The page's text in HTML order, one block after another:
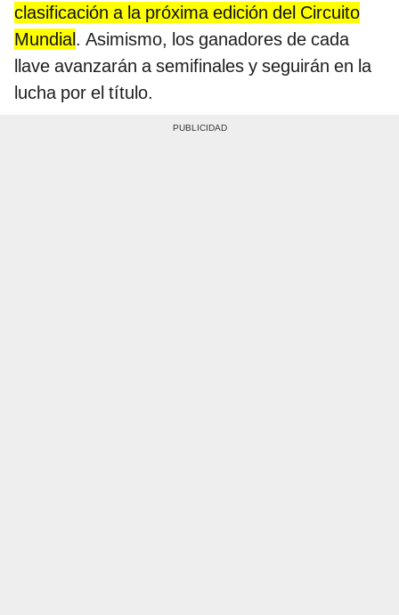
clasificación a la próxima edición del Circuito
Mundial. Asimismo, los ganadores de cada
llave avanzarán a semifinales y seguirán en la
lucha por el título.